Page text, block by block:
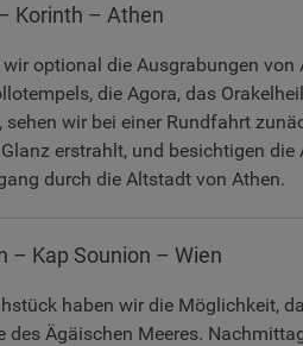
Korinth – Athen
optional die Ausgrabungen
die Agora, das
sehen wir bei einer Rundfahrt
erstrahlt, und besichtigen
durch die Altstadt von Athen.
– Kap Sounion – Wien
haben wir die Möglichkeit,
des Ägäischen Meeres.